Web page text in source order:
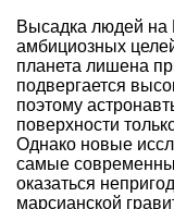
Высадка людей на
амбициозных
планета лишена
подвергается
поэтому
поверхности
Однако новые
самые
оказаться
марсианской